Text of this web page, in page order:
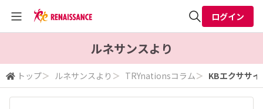
検索
ログイン
ルネサンスより
トップ＞ ルネサンスより ＞ TRYnationsコラム＞ KBエクササ